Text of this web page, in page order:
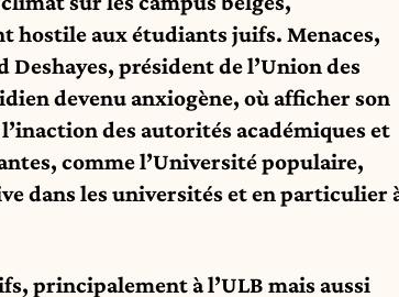
hostile aux étudiants juifs. Menaces,
président de l’Union des
devenu anxiogène, où afficher son
des autorités académiques et
comme l’Université populaire,
dans les universités et en particulier
principalement à l’ULB mais aussi